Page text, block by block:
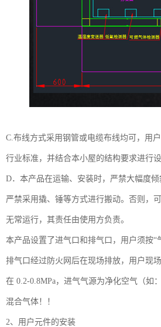
C.布线方式采用钢管或电缆布线均可，用
行业标准，并结合本小屋的结构要求进行设
D．本产品在运输、安装时，严禁大幅度
严禁采用撬、锤等方式进行搬动。否则，
无常运行，其责任由使用方负责。
本产品设置了进气口和排气口，用户须按“
排气口经过防火网后在现场排放，用户现
在 0.2-0.8MPa，进气气源为净化空气（如
混合气体！！
2、用户元件的安装